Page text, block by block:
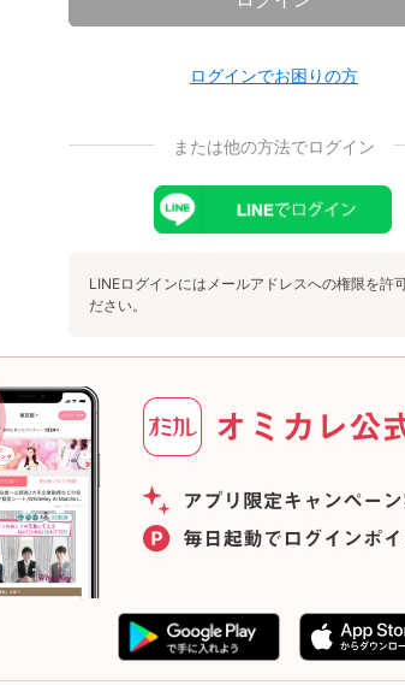
ログインでお困りの方
または他の方法でログイン
LINEログインにはメールアドレスへの権限を許
ださい。